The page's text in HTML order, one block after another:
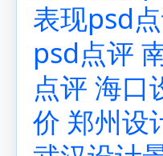
表现psd
psd点评
点评 海口
价 郑州设